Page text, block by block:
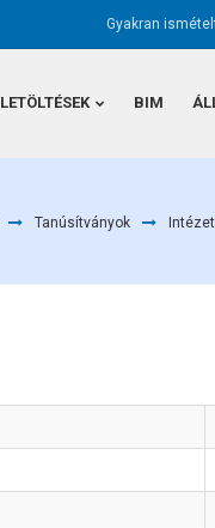
Gyakran
LETÖLTÉSEK BIM
Tanúsítványok